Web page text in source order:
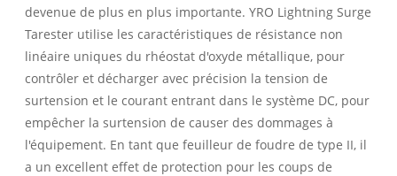
devenue de plus en plus importante. YRO Lightning Surge
Tarester utilise les caractéristiques de résistance non
linéaire uniques du rhéostat d'oxyde métallique, pour
contrôler et décharger avec précision la tension de
surtension et le courant entrant dans le système DC, pour
empêcher la surtension de causer des dommages à
l'équipement. En tant que feuilleur de foudre de type II, il
a un excellent effet de protection pour les coups de